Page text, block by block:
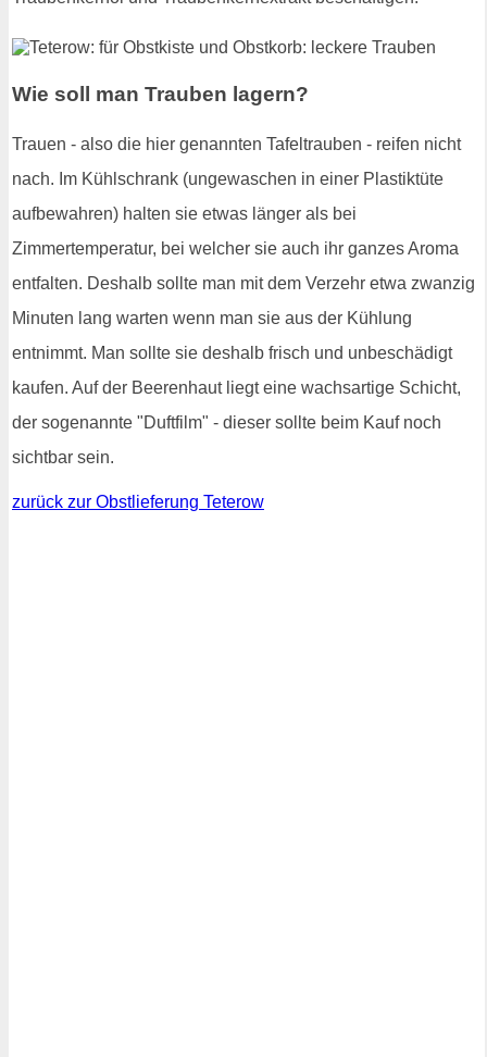
Wie soll man Trauben lagern?
Trauen - also die hier genannten Tafeltrauben - reifen nicht
nach. Im Kühlschrank (ungewaschen in einer Plastiktüte
aufbewahren) halten sie etwas länger als bei
Zimmertemperatur, bei welcher sie auch ihr ganzes Aroma
entfalten. Deshalb sollte man mit dem Verzehr etwa zwanzig
Minuten lang warten wenn man sie aus der Kühlung
entnimmt. Man sollte sie deshalb frisch und unbeschädigt
kaufen. Auf der Beerenhaut liegt eine wachsartige Schicht,
der sogenannte "Duftfilm" - dieser sollte beim Kauf noch
sichtbar sein.
zurück zur Obstlieferung Teterow